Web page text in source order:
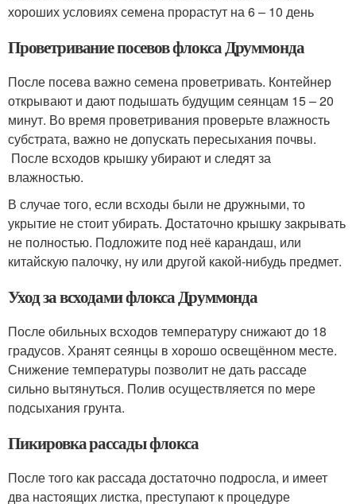
хороших условиях семена прорастут на 6 – 10 день
Проветривание посевов флокса Друммонда
После посева важно семена проветривать. Контейнер
открывают и дают подышать будущим сеянцам 15 – 20
минут. Во время проветривания проверьте влажность
субстрата, важно не допускать пересыхания почвы.
После всходов крышку убирают и следят за
влажностью.
В случае того, если всходы были не дружными, то
укрытие не стоит убирать. Достаточно крышку закрывать
не полностью. Подложите под неё карандаш, или
китайскую палочку, ну или другой какой-нибудь предмет.
Уход за всходами флокса Друммонда
После обильных всходов температуру снижают до 18
градусов. Хранят сеянцы в хорошо освещённом месте.
Снижение температуры позволит не дать рассаде
сильно вытянуться. Полив осуществляется по мере
подсыхания грунта.
Пикировка рассады флокса
После того как рассада достаточно подросла, и имеет
два настоящих листка, преступают к процедуре